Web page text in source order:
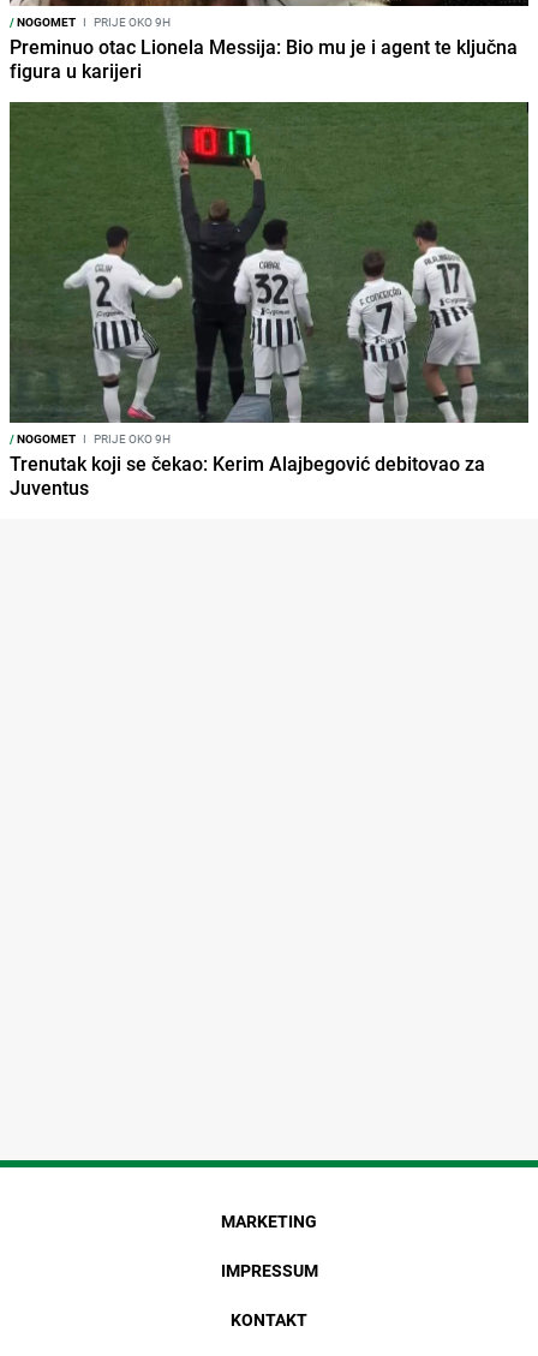
/NOGOMET I PRIJE OKO 9H
Preminuo otac Lionela Messija: Bio mu je i agent te ključna
figura u karijeri
/NOGOMET I PRIJE OKO 9H
Trenutak koji se čekao: Kerim Alajbegović debitovao za
Juventus
MARKETING
IMPRESSUM
KONTAKT